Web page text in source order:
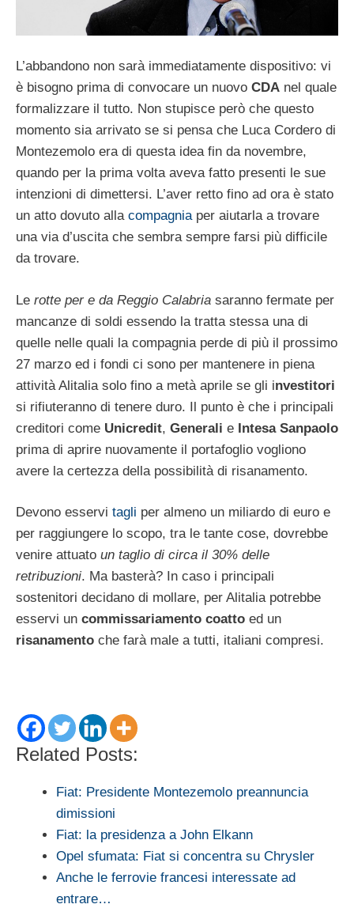
L’abbandono non sarà immediatamente dispositivo: vi
è bisogno prima di convocare un nuovo CDA nel quale
formalizzare il tutto. Non stupisce però che questo
momento sia arrivato se si pensa che Luca Cordero di
Montezemolo era di questa idea fin da novembre,
quando per la prima volta aveva fatto presenti le sue
intenzioni di dimettersi. L’aver retto fino ad ora è stato
un atto dovuto alla compagniaper aiutarla a trovare
una via d’uscita che sembra sempre farsi più difficile
da trovare.
Le rotte per e da Reggio Calabria saranno fermate per
mancanze di soldi essendo la tratta stessa una di
quelle nelle quali la compagnia perde di più il prossimo
27 marzo ed i fondi ci sono per mantenere in piena
attività Alitalia solo fino a metà aprile se gli investitori
si rifiuteranno di tenere duro. Il punto è che i principali
creditori come Unicredit, Generali e Intesa Sanpaolo
prima di aprire nuovamente il portafoglio vogliono
avere la certezza della possibilità di risanamento.
Devono esservi tagli per almeno un miliardo di euro e
per raggiungere lo scopo, tra le tante cose, dovrebbe
venire attuato un taglio di circa il 30% delle
retribuzioni. Ma basterà? In caso i principali
sostenitori decidano di mollare, per Alitalia potrebbe
esservi un commissariamento coatto ed un
risanamento che farà male a tutti, italiani compresi.
Related Posts:
Fiat: Presidente Montezemolo preannuncia
dimissioni
Fiat: la presidenza a John Elkann
Opel sfumata: Fiat si concentra su Chrysler
Anche le ferrovie francesi interessate ad
entrare…